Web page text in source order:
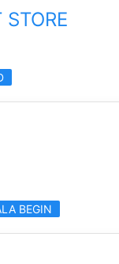
STORE
BEGIN